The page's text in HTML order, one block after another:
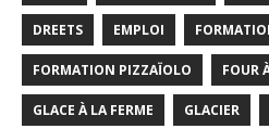
DREETS EMPLOI
FORMATION PIZZAÏOLO FOUR
GLACE À LA FERME GLACIER